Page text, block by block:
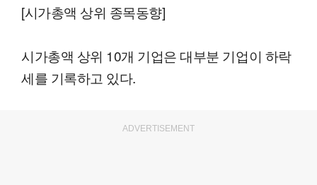
[시가총액 상위 종목동향]
시가총액 상위 10개 기업은 대부분 기업이 하락
세를 기록하고 있다.
ADVERTISEMENT